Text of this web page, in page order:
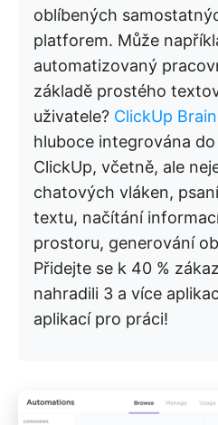
oblíbených
platforem. Může
automatizovaný
základě prostého
uživatele? ClickUp
hluboce integrována
ClickUp, včetně, ale
chatových vláken,
textu, načítání
prostoru, generování
Přidejte se k 40 %
nahradili 3 a více
aplikací pro práci!